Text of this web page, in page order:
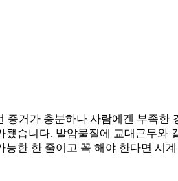
증거가 충분하나 사람에겐 부족
습니다. 발암물질에 교대근무
능한 한 줄이고 꼭 해야 한다면